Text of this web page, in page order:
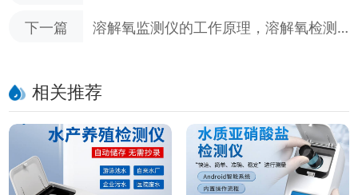
因有哪些？
下一篇
溶解氧监测仪的工作原理，溶解氧检测
相关推荐